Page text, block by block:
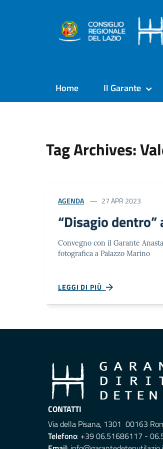
Home Il Garante
Tag Archives:
AGENDA 27 APR 2023
“Disagio dentro”
Convegno con il Garante
fotografica a Palazzo Marino
LEGGI DI PIÙ
CONTATTI
Via della Pisana, 1301 00163
Telefono: +39 06.51686117 -